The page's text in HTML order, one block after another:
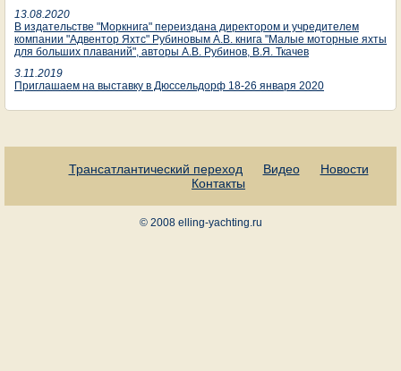
13.08.2020
В издательстве "Моркнига" переиздана директором и учредителем
компании "Адвентор Яхтс" Рубиновым А.В. книга "Малые моторные яхты
для больших плаваний", авторы А.В. Рубинов, В.Я. Ткачев
3.11.2019
Приглашаем на выставку в Дюссельдорф 18-26 января 2020
Трансатлантический переход Видео
Новости
Контакты
© 2008 elling-yachting.ru